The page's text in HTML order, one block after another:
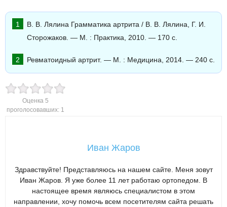
В. В. Лялина Грамматика артрита / В. В. Лялина, Г. И.
Сторожаков. — М. : Практика, 2010. — 170 c.
Ревматоидный артрит. — М. : Медицина, 2014. — 240 c.
Оценка 5
проголосовавших: 1
Иван Жаров
Здравствуйте! Представляюсь на нашем сайте. Меня зовут
Иван Жаров. Я уже более 11 лет работаю ортопедом. В
настоящее время являюсь специалистом в этом
направлении, хочу помочь всем посетителям сайта решать